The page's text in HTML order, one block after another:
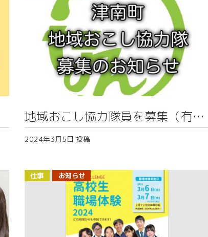
地域おこし協力隊員を募集（有害
鳥獣対策担当）
2024年3月5日 投稿
仕事 お知らせ